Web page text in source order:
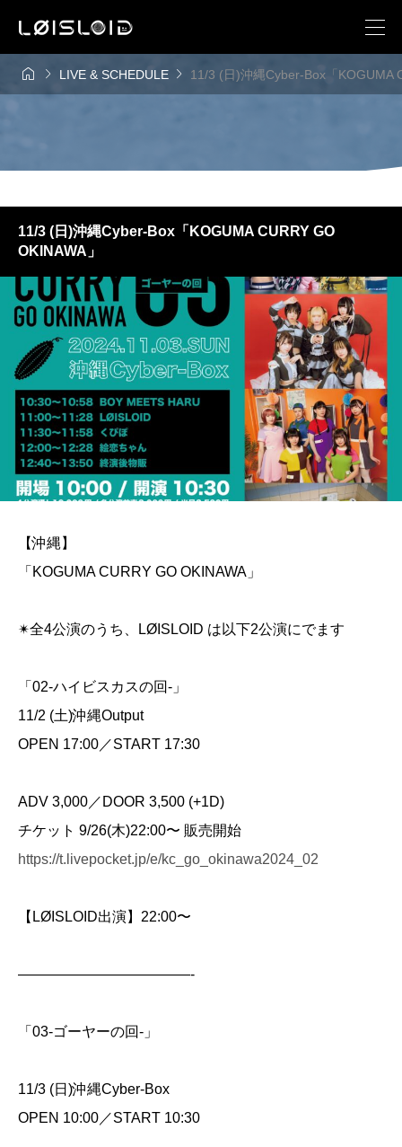
  LIVE & SCHEDULE  11/3 (日)沖縄Cyber-Box「KOGUMA
11/3 (日)沖縄Cyber-Box「KOGUMA CURRY GO
OKINAWA」
【沖縄】
「KOGUMA CURRY GO OKINAWA」
✴︎全4公演のうち、LØISLOID は以下2公演にでます
「02-ハイビスカスの回-」
11/2 (土)沖縄Output
OPEN 17:00／START 17:30
ADV 3,000／DOOR 3,500 (+1D)
チケット 9/26(木)22:00〜 販売開始
https://t.livepocket.jp/e/kc_go_okinawa2024_02
【LØISLOID出演】22:00〜
————————————-
「03-ゴーヤーの回-」
11/3 (日)沖縄Cyber-Box
OPEN 10:00／START 10:30